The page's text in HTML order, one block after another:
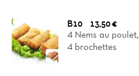
B10
13,50 €
4 Nems au poulet,
4 brochettes